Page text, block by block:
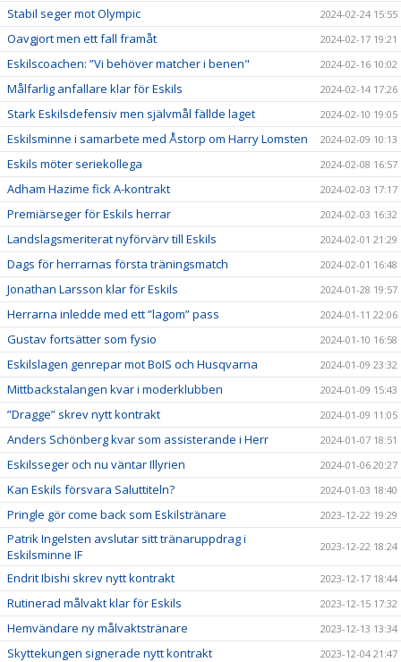
Stabil seger mot Olympic 2024-02-24 15:55
Oavgjort men ett fall framåt 2024-02-17 19:21
Eskilscoachen: ”Vi behöver matcher i benen" 2024-02-16 10:02
Målfarlig anfallare klar för Eskils 2024-02-14 17:26
Stark Eskilsdefensiv men självmål fällde laget 2024-02-10 19:05
Eskilsminne i samarbete med Åstorp om Harry Lomsten 2024-02-09 10:13
Eskils möter seriekollega 2024-02-08 16:57
Adham Hazime fick A-kontrakt 2024-02-03 17:17
Premiärseger för Eskils herrar 2024-02-03 16:32
Landslagsmeriterat nyförvärv till Eskils 2024-02-01 21:29
Dags för herrarnas första träningsmatch 2024-02-01 16:48
Jonathan Larsson klar för Eskils 2024-01-28 19:57
Herrarna inledde med ett ”lagom” pass 2024-01-11 22:06
Gustav fortsätter som fysio 2024-01-10 16:58
Eskilslagen genrepar mot BoIS och Husqvarna 2024-01-09 23:32
Mittbackstalangen kvar i moderklubben 2024-01-09 15:43
”Dragge” skrev nytt kontrakt 2024-01-09 11:05
Anders Schönberg kvar som assisterande i Herr 2024-01-07 18:51
Eskilsseger och nu väntar Illyrien 2024-01-06 20:27
Kan Eskils försvara Saluttiteln? 2024-01-03 18:40
Pringle gör come back som Eskilstränare 2023-12-22 19:29
Patrik Ingelsten avslutar sitt tränaruppdrag i
Eskilsminne IF
2023-12-22 18:24
Endrit Ibishi skrev nytt kontrakt 2023-12-17 18:44
Rutinerad målvakt klar för Eskils 2023-12-15 17:32
Hemvändare ny målvaktstränare 2023-12-13 13:34
Skyttekungen signerade nytt kontrakt 2023-12-04 21:47